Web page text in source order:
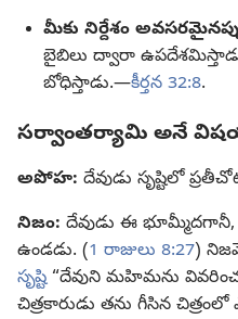
మీకు నిర్దేశం
బైబిలు ద్వారా
బోధిస్తాడు.—కీర్తన 32:8.
సర్వాంతర్యామి అనే
అపోహ: దేవుడు సృష్టిలో
నిజం: దేవుడు ఈ
ఉండడు. (1 రాజులు 8:27)
సృష్టి“దేవుని మహిమను
చిత్రకారుడు తను గీసిన